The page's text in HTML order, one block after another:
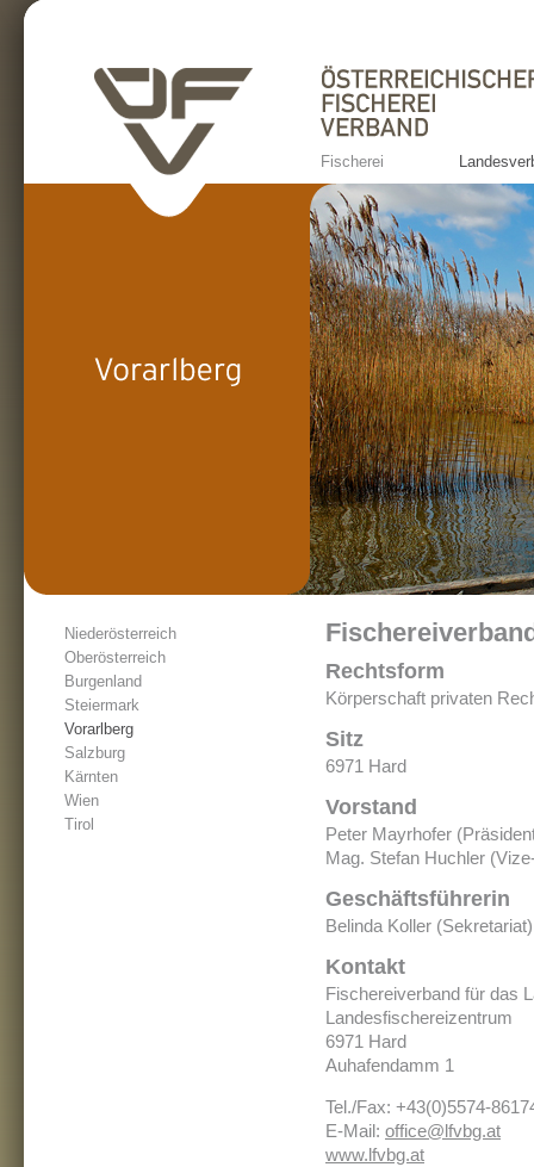
Fischerei
Rechtsform
Körperschaft privaten
Sitz
6971 Hard
Vorstand
Peter Mayrhofer
Mag. Stefan Huchler
Geschäftsführerin
Belinda Koller (Sekretariat)
Kontakt
Fischereiverband für das
Landesfischereizentrum
6971 Hard
Auhafendamm 1
Tel./Fax: +43(0)5574-
E-Mail: office@lfvbg.at
www.lfvbg.at
Niederösterreich
Oberösterreich
Burgenland
Steiermark
Vorarlberg
Salzburg
Kärnten
Wien
Tirol